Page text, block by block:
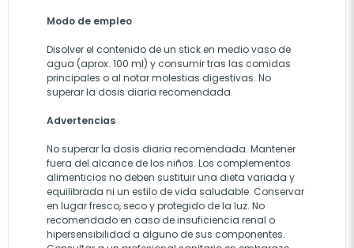
Modo de empleo
Disolver el contenido de un stick en medio vaso de
agua (aprox. 100 ml) y consumir tras las comidas
principales o al notar molestias digestivas. No
superar la dosis diaria recomendada.
Advertencias
No superar la dosis diaria recomendada. Mantener
fuera del alcance de los niños. Los complementos
alimenticios no deben sustituir una dieta variada y
equilibrada ni un estilo de vida saludable. Conservar
en lugar fresco, seco y protegido de la luz. No
recomendado en caso de insuficiencia renal o
hipersensibilidad a alguno de sus componentes.